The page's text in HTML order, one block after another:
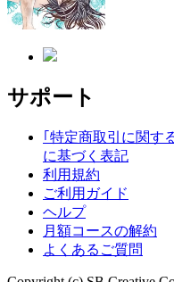
サポート
｢特定商取引に関す
に基づく表記
利用規約
ご利用ガイド
ヘルプ
月額コースの解約
よくあるご質問